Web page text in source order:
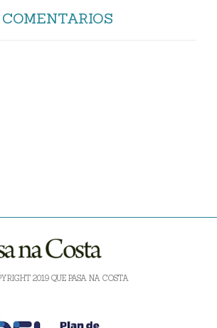
COMENTARIOS
2019 QUE PASA NA COSTA